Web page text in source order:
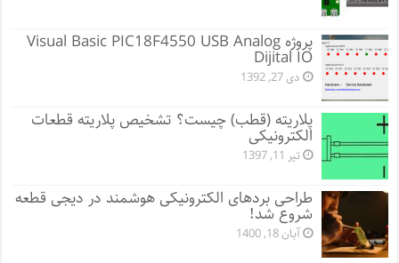
پروژه Visual Basic PIC18F4550 USB Analog
Dijital IO
دی 27, 1392
پلاریته (قطب) چیست؟ تشخیص پلاریته قطعات
الکترونیکی
تیر 11, 1397
طراحی بردهای الکترونیکی هوشمند در دیجی قطعه
شروع شد!
آبان 18, 1400